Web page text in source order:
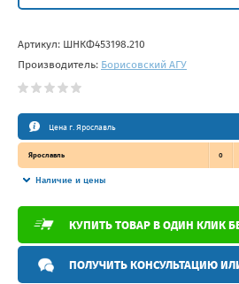
Артикул: ШНКФ453198.210
Производитель: Борисовский АГУ
Цена г. Ярославль
Ярославль 0
Наличие и цены
КУПИТЬ ТОВАР В ОДИН КЛИК
ПОЛУЧИТЬ КОНСУЛЬТАЦИЮ